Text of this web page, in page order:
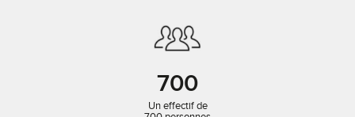
700
Un effectif de